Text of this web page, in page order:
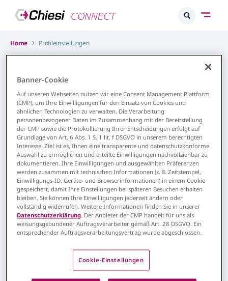
Home Profileinstellungen
Profileinstellungen
Abmelden
Dies ist Ihr persönliches Profil
Personalisierte
Inhaltsempfehlungen erhalten
Interessen
Empfehlungen basierend auf
Banner-Cookie
Auf unseren Webseiten nutzen wir eine Consent Management Plattform
(CMP), um Ihre Einwilligungen für den Einsatz von Cookies und
ähnlichen Technologien zu verwalten. Die Verarbeitung
personenbezogener Daten im Zusammenhang mit der Bereitstellung
der CMP sowie die Protokollierung Ihrer Entscheidungen erfolgt auf
Grundlage von Art. 6 Abs. 1 S. 1 lit. f DSGVO in unserem berechtigten
Interesse. Ziel ist es, Ihnen eine transparente und datenschutzkonforme
Auswahl zu ermöglichen und erteilte Einwilligungen nachvollziehbar zu
dokumentieren. Ihre Einwilligungen und ausgewählten Präferenzen
werden zusammen mit technischen Informationen (z. B. Zeitstempel,
Einwilligungs-ID, Geräte- und Browserinformationen) in einem Cookie
gespeichert, damit Ihre Einstellungen bei späteren Besuchen erhalten
bleiben. Sie können Ihre Einwilligungen jederzeit ändern oder
vollständig widerrufen. Weitere Informationen finden Sie in unserer
Datenschutzerklärung. Der Anbieter der CMP handelt für uns als
weisungsgebundener Auftragsverarbeiter gemäß Art. 28 DSGVO. Ein
entsprechender Auftragsverarbeitungsvertrag wurde abgeschlossen.
Cookie-Einstellungen